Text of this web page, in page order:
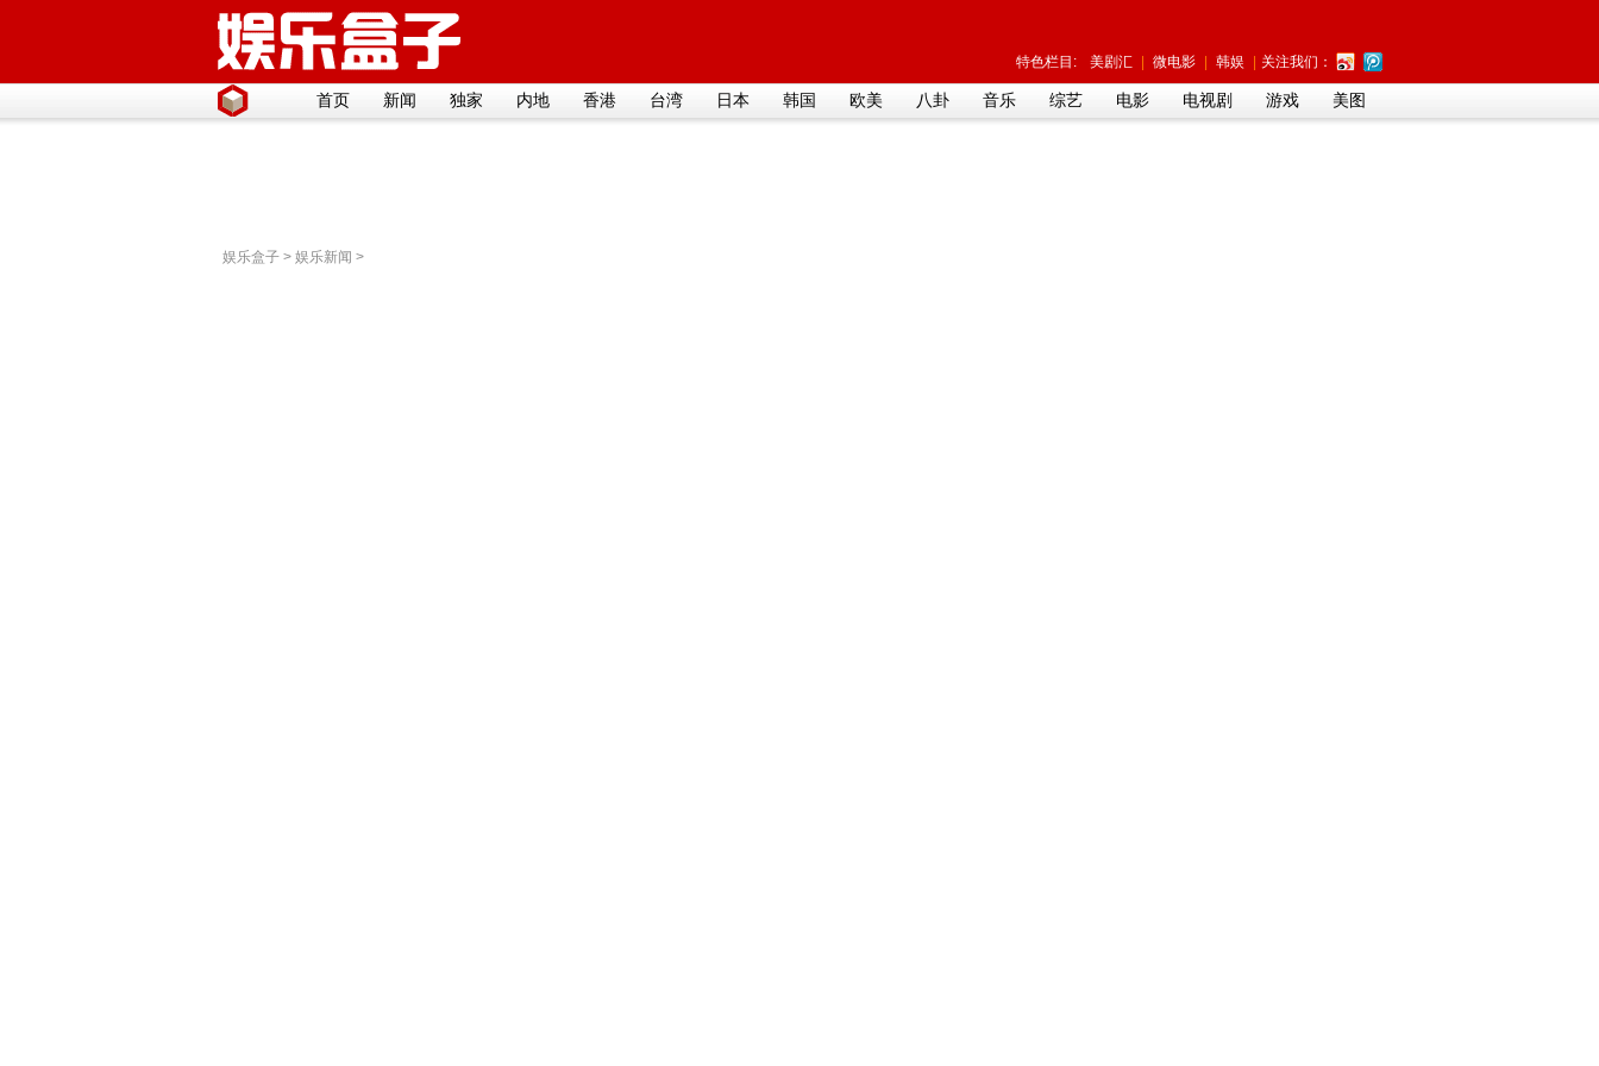
特色栏目: 美剧汇 微电影 韩娱 关注我们：
首页 新闻 独家 内地 香港 台湾 日本 韩国 欧美 八卦 音乐 综艺 电影 电视剧 游戏 美图
娱乐盒子 > 娱乐新闻 >